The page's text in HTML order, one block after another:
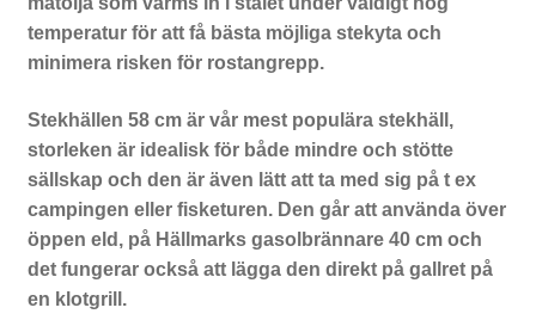
temperatur för att få bästa möjliga stekyta och
minimera risken för rostangrepp.
Stekhällen 58 cm är vår mest populära stekhäll,
storleken är idealisk för både mindre och stötte
sällskap och den är även lätt att ta med sig på t ex
campingen eller fisketuren. Den går att använda över
öppen eld, på Hällmarks gasolbrännare 40 cm och
det fungerar också att lägga den direkt på gallret på
en klotgrill.